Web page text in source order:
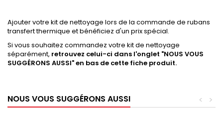
Ajouter votre kit de nettoyage lors de la commande de rubans
transfert thermique et bénéficiez d'un prix spécial.
Si vous souhaitez commandez votre kit de nettoyage
séparément, retrouvez celui-ci dans l'onglet "NOUS VOUS
SUGGÉRONS AUSSI" en bas de cette fiche produit.
NOUS VOUS SUGGÉRONS AUSSI >
<